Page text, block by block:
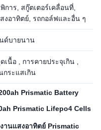
การ, สกู๊ตเตอร์เคลื่อนที่,
งอาทิตย์, รถกอล์ฟและอื่น ๆ
ด์บายนาน
เนื้อ , การคายประจุเกิน ,
กระแสเกิน
Prismatic Battery
Prismatic Lifepo4 Cells
านแสงอาทิตย์ Prismatic